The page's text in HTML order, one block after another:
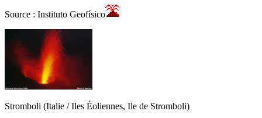
Source : Instituto Geofísico
Stromboli (Italie / Iles Éoliennes, Ile de Stromboli)